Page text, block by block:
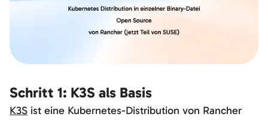
Schritt 1: K3S als Basis
K3S ist eine Kubernetes-Distribution von Rancher